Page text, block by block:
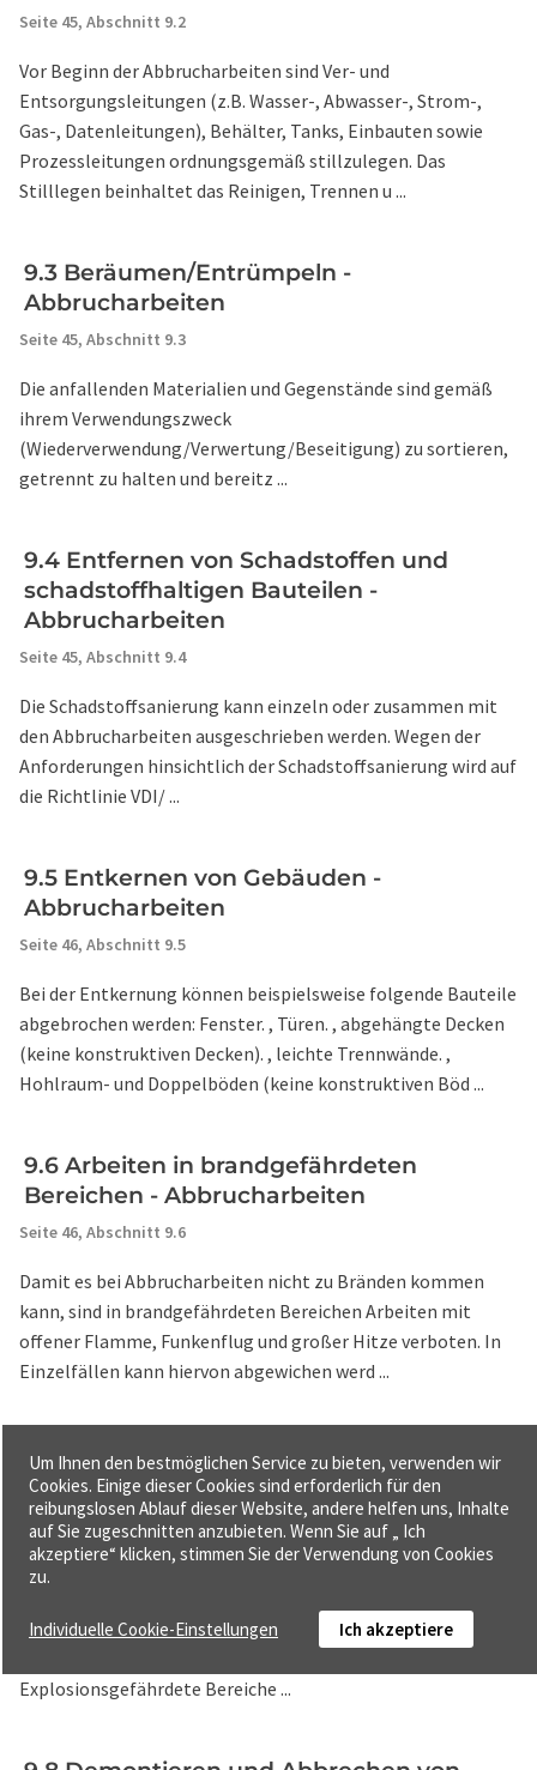
Seite 45, Abschnitt 9.2
Vor Beginn der Abbrucharbeiten sind Ver- und
Entsorgungsleitungen (z.B. Wasser-, Abwasser-, Strom-,
Gas-, Datenleitungen), Behälter, Tanks, Einbauten sowie
Prozessleitungen ordnungsgemäß stillzulegen. Das
Stilllegen beinhaltet das Reinigen, Trennen u ...
9.3 Beräumen/Entrümpeln -
Abbrucharbeiten
Seite 45, Abschnitt 9.3
Die anfallenden Materialien und Gegenstände sind gemäß
ihrem Verwendungszweck
(Wiederverwendung/Verwertung/Beseitigung) zu sortieren,
getrennt zu halten und bereitz ...
9.4 Entfernen von Schadstoffen und
schadstoffhaltigen Bauteilen -
Abbrucharbeiten
Seite 45, Abschnitt 9.4
Die Schadstoffsanierung kann einzeln oder zusammen mit
den Abbrucharbeiten ausgeschrieben werden. Wegen der
Anforderungen hinsichtlich der Schadstoffsanierung wird auf
die Richtlinie VDI/ ...
9.5 Entkernen von Gebäuden -
Abbrucharbeiten
Seite 46, Abschnitt 9.5
Bei der Entkernung können beispielsweise folgende Bauteile
abgebrochen werden: Fenster. , Türen. , abgehängte Decken
(keine konstruktiven Decken). , leichte Trennwände. ,
Hohlraum- und Doppelböden (keine konstruktiven Böd ...
9.6 Arbeiten in brandgefährdeten
Bereichen - Abbrucharbeiten
Seite 46, Abschnitt 9.6
Damit es bei Abbrucharbeiten nicht zu Bränden kommen
kann, sind in brandgefährdeten Bereichen Arbeiten mit
offener Flamme, Funkenflug und großer Hitze verboten. In
Einzelfällen kann hiervon abgewichen werd ...
9.7 Arbeiten in explosionsgefährdeten
Bereichen - Abbrucharbeiten
Seite 46 f.,Abschnitt 9.7
In explosionsfähigen Atmosphären sind Zündquellen sicher
durch brennbare Gase oder feinkörnige Stäube erzeugt
Explosionsgefährdete Bereiche ...
Um Ihnen den bestmöglichen Service zu bieten, verwenden wir
Cookies. Einige dieser Cookies sind erforderlich für den
reibungslosen Ablauf dieser Website, andere helfen uns, Inhalte
auf Sie zugeschnitten anzubieten. Wenn Sie auf „ Ich
akzeptiere“ klicken, stimmen Sie der Verwendung von Cookies
zu.
Individuelle Cookie-Einstellungen Ich akzeptiere